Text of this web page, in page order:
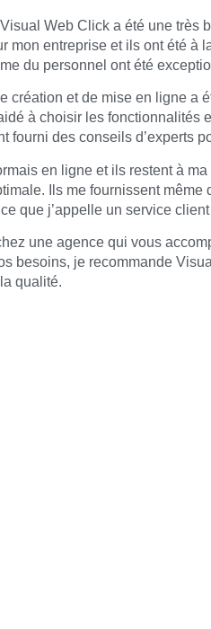
Web Click a été une très
mon entreprise et ils ont été à
du personnel ont été
création et de mise en ligne a
à choisir les
fourni des conseils d’experts
en ligne et ils restent à
Ils me fournissent
ce que j’appelle un service
une agence qui vous
besoins, je recommande
qualité.